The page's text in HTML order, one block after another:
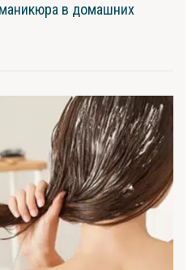
в домашних